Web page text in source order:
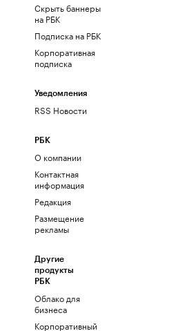
Скрыть баннеры
на РБК
Подписка на РБК
Корпоративная
подписка
Уведомления
RSS Новости
РБК
О компании
Контактная
информация
Редакция
Размещение
рекламы
Другие
продукты
РБК
Облако для
бизнеса
Корпоративный